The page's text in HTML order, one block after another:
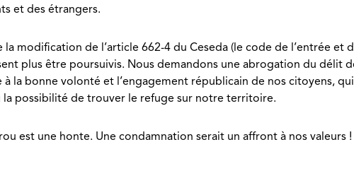
et des étrangers.
la modification de l’article 662-4 du Ceseda (le code de l’entrée
plus être poursuivis. Nous demandons une abrogation du délit
la bonne volonté et l’engagement républicain de nos citoyens,
possibilité de trouver le refuge sur notre territoire.
est une honte. Une condamnation serait un affront à nos valeurs !